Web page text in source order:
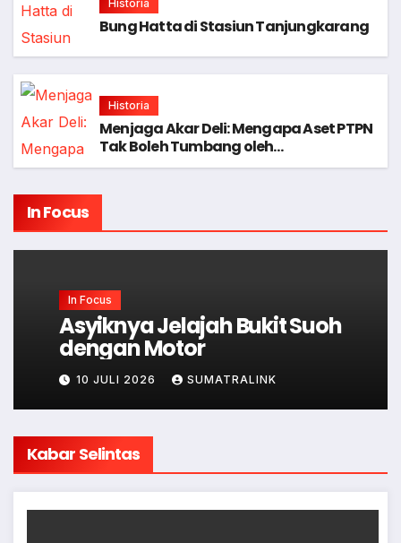
Historia
Bung Hatta di Stasiun Tanjungkarang
Historia
Menjaga Akar Deli: Mengapa Aset PTPN
Tak Boleh Tumbang oleh
Kepentingan?
In Focus
In Focus
Asyiknya Jelajah Bukit Suoh
dengan Motor
10 JULI 2026 SUMATRALINK
Kabar Selintas